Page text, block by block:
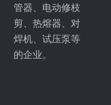
管器、电动修枝
剪、热熔器、对
焊机、试压泵等
的企业。